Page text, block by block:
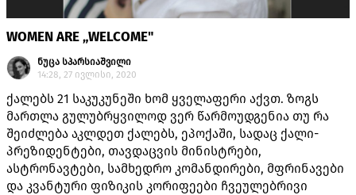
WOMEN ARE „WELCOME"
ნუცა სპარსიაშვილი
14:28, 27 ივლისი, 2020
ქალებს 21 საკუკუნეში ხომ ყველაფერი აქვთ. ზოგს
მართლა გულუბრყვილოდ ვერ წარმოუდგენია თუ რა
შეიძლება აკლდეთ ქალებს, ეპოქაში, სადაც ქალი-
პრეზიდენტები, თავდაცვის მინისტრები,
ასტრონავტები, სამხედრო კომანდირები, მფრინავები
და კვანტური ფიზიკის კორიფეები ჩვეულებრივი